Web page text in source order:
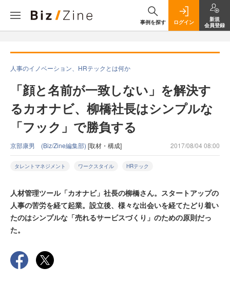
事例を探す ログイン
新規
会員登録
人事のイノベーション、HRテックとは何か
「顔と名前が一致しない」を解決す
るカオナビ、柳橋社長はシンプルな
「フック」で勝負する
京部康男 (Biz/Zine編集部) [取材・構成] 2017/08/04 08:00
タレントマネジメント ワークスタイル HRテック
人材管理ツール「カオナビ」社長の柳橋さん。スタートアップの
人事の苦労を経て起業。設立後、様々な出会いを経てたどり着い
たのはシンプルな「売れるサービスづくり」のための原則だっ
た。